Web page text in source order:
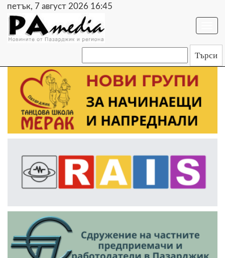
петък, 7 август 2026 16:45